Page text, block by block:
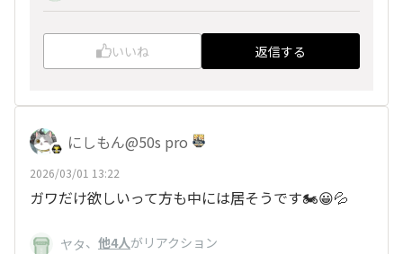
いいね 返信する
にしもん@50s pro
2026/03/01 13:22
ガワだけ欲しいって方も中には居そうです🏍️😀💦
ヤタ、 他4人がリアクション